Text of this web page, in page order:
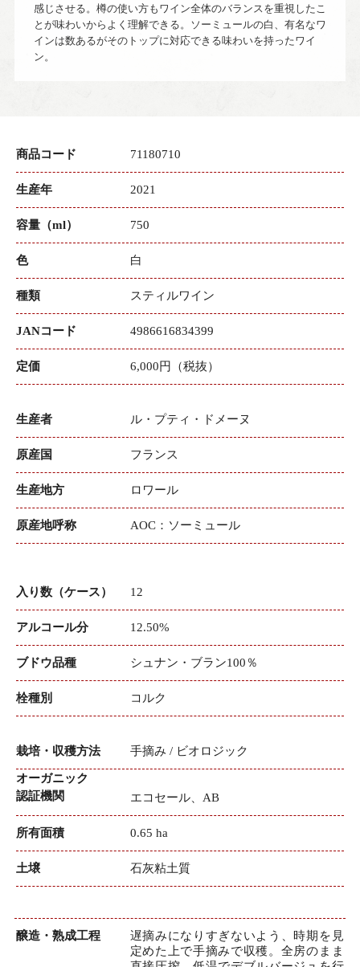
感じさせる。樽の使い方もワイン全体のバランスを重視したこ
とが味わいからよく理解できる。ソーミュールの白、有名なワ
インは数あるがそのトップに対応できる味わいを持ったワイ
ン。
商品コード 71180710
生産年 2021
容量（ml） 750
色 白
種類 スティルワイン
JANコード 4986616834399
定価 6,000円（税抜）
生産者 ル・プティ・ドメーヌ
原産国 フランス
生産地方 ロワール
原産地呼称 AOC：ソーミュール
入り数（ケース） 12
アルコール分 12.50%
ブドウ品種 シュナン・ブラン100％
栓種別 コルク
栽培・収穫方法 手摘み / ビオロジック
オーガニック
認証機関
エコセール、AB
所有面積 0.65 ha
土壌 石灰粘土質
醸造・熟成工程
遅摘みになりすぎないよう、時期を見
定めた上で手摘みで収穫。全房のまま